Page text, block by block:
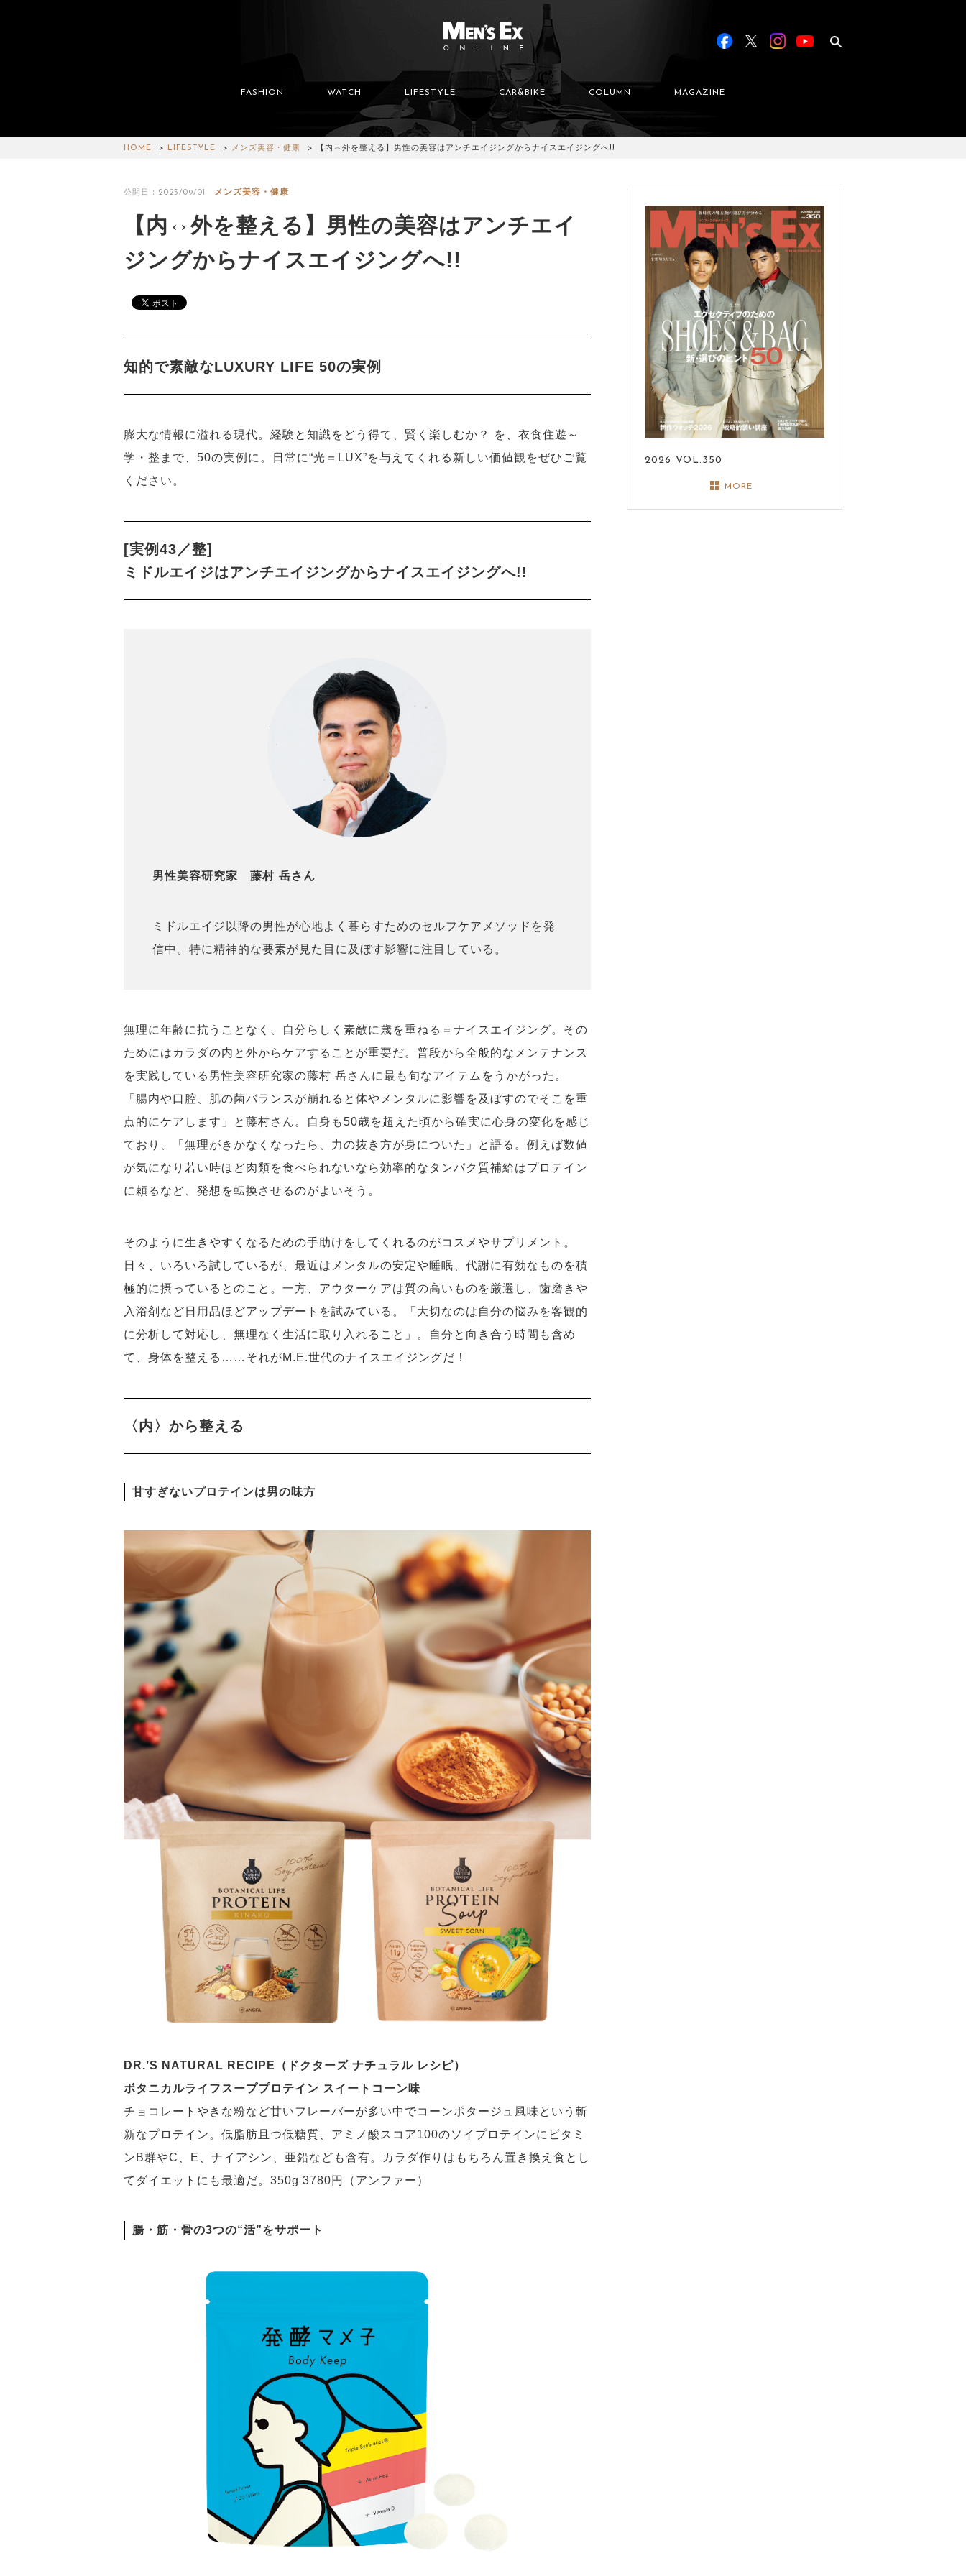
FASHION WATCH LIFESTYLE CAR&BIKE COLUMN MAGAZINE
HOME LIFESTYLE メンズ美容・健康 【内⇔外を整える】男性の美容はアンチエイジングからナイスエイジングへ!!
公開日：2025/09/01 メンズ美容・健康
【内⇔外を整える】男性の美容はアンチエイ
ジングからナイスエイジングへ!!
知的で素敵なLUXURY LIFE 50の実例
膨大な情報に溢れる現代。経験と知識をどう得て、賢く楽しむか？ を、衣食住遊～
学・整まで、50の実例に。日常に“光＝LUX”を与えてくれる新しい価値観をぜひご覧
ください。
[実例43／整]
ミドルエイジはアンチエイジングからナイスエイジングへ!!
男性美容研究家 藤村 岳さん
ミドルエイジ以降の男性が心地よく暮らすためのセルフケアメソッドを発
信中。特に精神的な要素が見た目に及ぼす影響に注目している。
無理に年齢に抗うことなく、自分らしく素敵に歳を重ねる＝ナイスエイジング。その
ためにはカラダの内と外からケアすることが重要だ。普段から全般的なメンテナンス
を実践している男性美容研究家の藤村 岳さんに最も旬なアイテムをうかがった。
「腸内や口腔、肌の菌バランスが崩れると体やメンタルに影響を及ぼすのでそこを重
点的にケアします」と藤村さん。自身も50歳を超えた頃から確実に心身の変化を感じ
ており、「無理がきかなくなったら、力の抜き方が身についた」と語る。例えば数値
が気になり若い時ほど肉類を食べられないなら効率的なタンパク質補給はプロテイン
に頼るなど、発想を転換させるのがよいそう。
そのように生きやすくなるための手助けをしてくれるのがコスメやサプリメント。
日々、いろいろ試しているが、最近はメンタルの安定や睡眠、代謝に有効なものを積
極的に摂っているとのこと。一方、アウターケアは質の高いものを厳選し、歯磨きや
入浴剤など日用品ほどアップデートを試みている。「大切なのは自分の悩みを客観的
に分析して対応し、無理なく生活に取り入れること」。自分と向き合う時間も含め
て、身体を整える……それがM.E.世代のナイスエイジングだ！
〈内〉から整える
甘すぎないプロテインは男の味方
DR.’S NATURAL RECIPE（ドクターズ ナチュラル レシピ）
ボタニカルライフスーププロテイン スイートコーン味
チョコレートやきな粉など甘いフレーバーが多い中でコーンポタージュ風味という斬
新なプロテイン。低脂肪且つ低糖質、アミノ酸スコア100のソイプロテインにビタミ
ンB群やC、E、ナイアシン、亜鉛なども含有。カラダ作りはもちろん置き換え食とし
てダイエットにも最適だ。350g 3780円（アンファー）
腸・筋・骨の3つの“活”をサポート
2026 VOL.350
MORE